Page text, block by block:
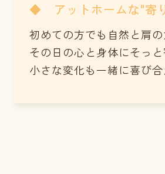
◆ アットホームな"寄
初めての方でも自然と肩
その日の心と身体にそっ
小さな変化も一緒に喜び